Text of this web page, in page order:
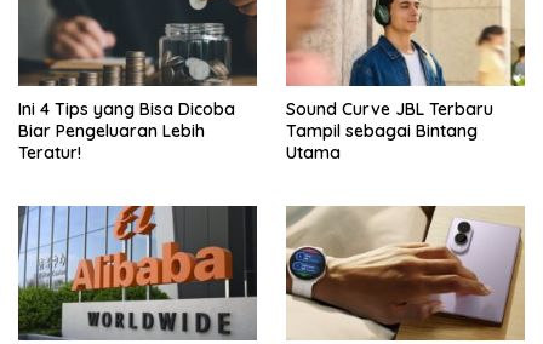
Ini 4 Tips yang Bisa Dicoba
Biar Pengeluaran Lebih
Teratur!
Sound Curve JBL Terbaru
Tampil sebagai Bintang
Utama